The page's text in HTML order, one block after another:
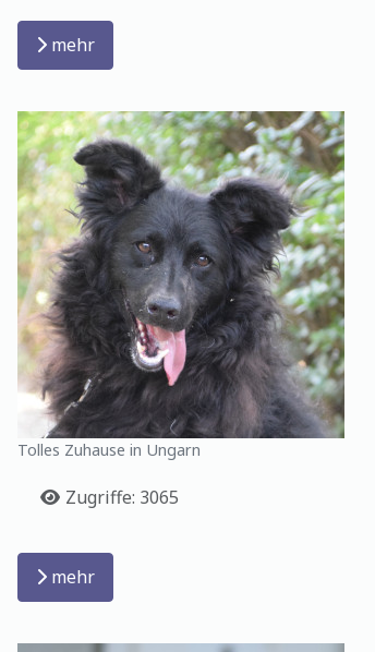
mehr
Tolles Zuhause in Ungarn
Details
Zugriffe: 3065
mehr